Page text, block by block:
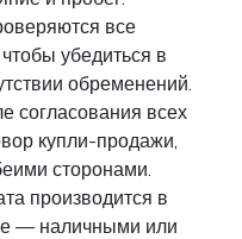
все
убедиться в
обременений.
согласования всех
купли-продажи,
сторонами.
производится в
— наличными или